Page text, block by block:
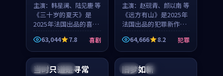
主演： 韩星澜、陆见鹿 等
《三十岁的夏天》是
2025年法国出品的喜剧
新作，主创团队希望用
深夜电台的故事让观众
停下来想一想。韩星澜
角色，山田纯一的叙事
63,044 7.8 喜剧
主演： 赵砚青、颜以南 等
《远方有山》是2025年
法国出品的犯罪新作，
主创团队希望用高校追
梦的故事让观众停下来
想一想。赵砚青领衔，
颜以南担任重要角色，
山田纯一的叙事节奏
64,666 8.2 犯罪
泰国 杜比
当时只道是寻常 中国 高分
旧梦如新